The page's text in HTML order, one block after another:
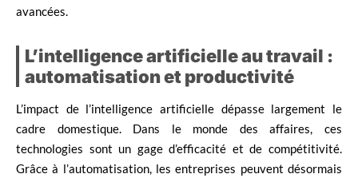
avancées.
L’intelligence artificielle au travail :
automatisation et productivité
L’impact de l’intelligence artificielle dépasse largement le
cadre domestique. Dans le monde des affaires, ces
technologies sont un gage d’efficacité et de compétitivité.
Grâce à l’automatisation, les entreprises peuvent désormais